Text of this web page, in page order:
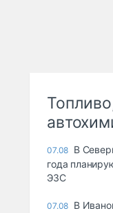
07.08 В
года
ЭЗС
07.08 В